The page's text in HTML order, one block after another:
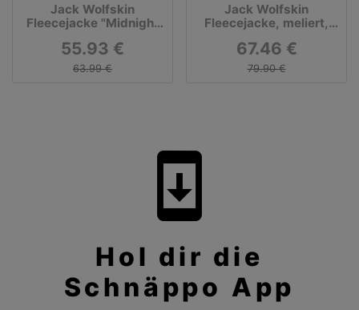
Jack Wolfskin
Fleecejacke "Midnight
Damen, navy
55.93 €
63.99 €
Jack Wolfskin
Fleecejacke, meliert,
Herren, pazifik, L
67.46 €
79.90 €
system_update
Hol dir die
Schnäppo App